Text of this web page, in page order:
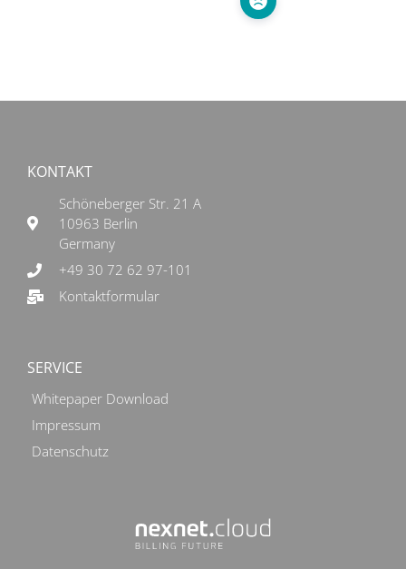
SERVICE
Whitepaper Download
Impressum
Datenschutz
KONTAKT
Schöneberger Str. 21 A
10963 Berlin
Germany
+49 30 72 62 97-101
Kontaktformular